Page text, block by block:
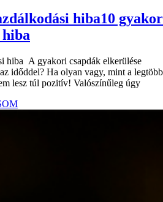
hiba10
hiba A gyakori csapdák elkerülése
időddel? Ha olyan vagy, mint a legtöbb
lesz túl pozitív! Valószínűleg úgy